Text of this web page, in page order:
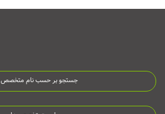
جستجو بر حسب نام متخصص